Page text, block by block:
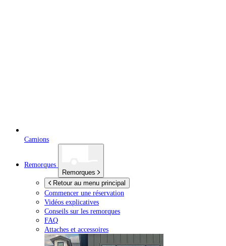
Camions
Remorques
Remorques
Retour au menu principal
Commencer une réservation
Vidéos explicatives
Conseils sur les remorques
FAQ
Attaches et accessoires